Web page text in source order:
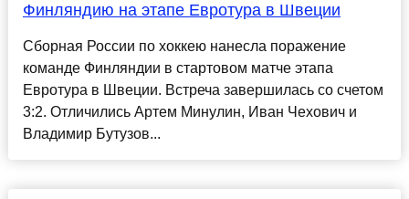
Финляндию на этапе Евротура в Швеции
Сборная России по хоккею нанесла поражение
команде Финляндии в стартовом матче этапа
Евротура в Швеции. Встреча завершилась со счетом
3:2. Отличились Артем Минулин, Иван Чехович и
Владимир Бутузов...